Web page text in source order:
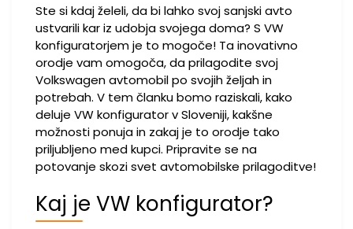
Ste si kdaj želeli, da bi lahko svoj sanjski avto
ustvarili kar iz udobja svojega doma? S VW
konfiguratorjem je to mogoče! Ta inovativno
orodje vam omogoča, da prilagodite svoj
Volkswagen avtomobil po svojih željah in
potrebah. V tem članku bomo raziskali, kako
deluje VW konfigurator v Sloveniji, kakšne
možnosti ponuja in zakaj je to orodje tako
priljubljeno med kupci. Pripravite se na
potovanje skozi svet avtomobilske prilagoditve!
Kaj je VW konfigurator?